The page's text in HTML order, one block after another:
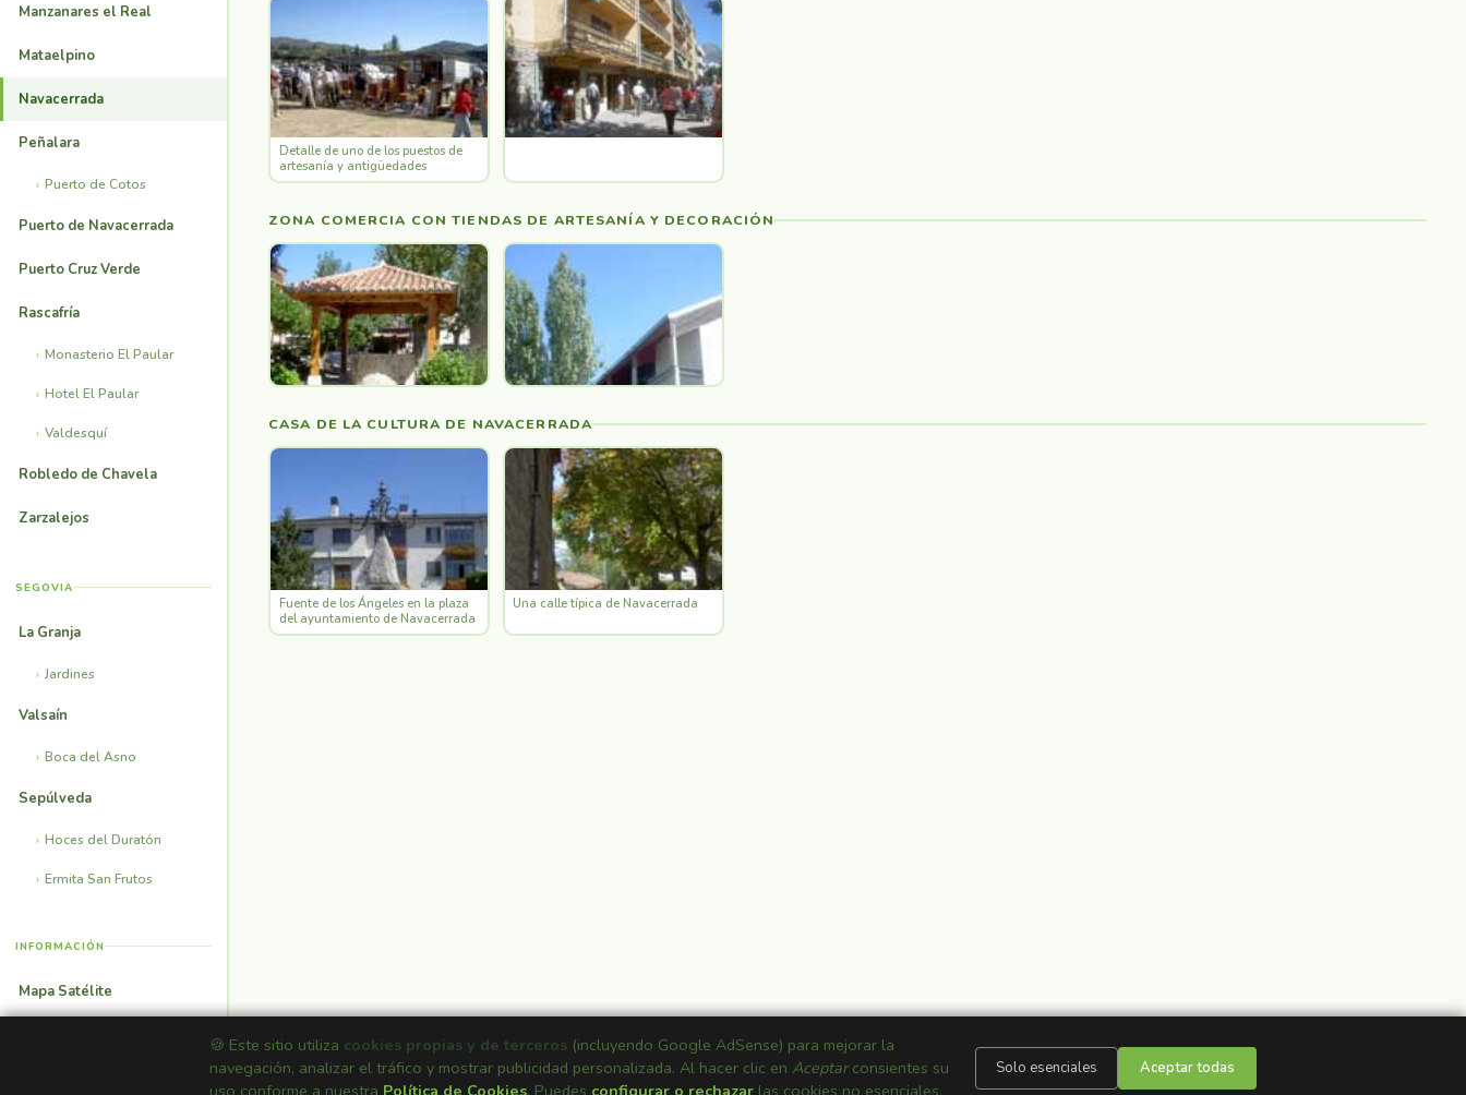
Manzanares el Real
Mataelpino
Navacerrada
Peñalara
Puerto de Cotos
Puerto de Navacerrada
Puerto Cruz Verde
Rascafría
Monasterio El Paular
Hotel El Paular
Valdesquí
Robledo de Chavela
Zarzalejos
SEGOVIA
La Granja
Jardines
Valsaín
Boca del Asno
Sepúlveda
Hoces del Duratón
Ermita San Frutos
INFORMACIÓN
Mapa Satélite
Detalle de uno de los puestos de
artesanía y antigüedades
ZONA COMERCIA CON TIENDAS DE ARTESANÍA Y DECORACIÓN
CASA DE LA CULTURA DE NAVACERRADA
Fuente de los Ángeles en la plaza
del ayuntamiento de Navacerrada
Una calle típica de Navacerrada
🍪 Este sitio utiliza cookies propias y de terceros (incluyendo Google AdSense) para mejorar la
navegación, analizar el tráfico y mostrar publicidad personalizada. Al hacer clic en Aceptarconsientes su
uso conforme a nuestra Política de Cookies. Puedes configurar o rechazar las cookies no esenciales.
Solo esenciales Aceptar todas